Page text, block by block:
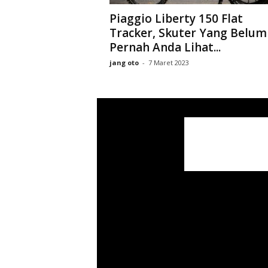
Piaggio Liberty 150 Flat
Tracker, Skuter Yang Belum
Pernah Anda Lihat...
jang oto - 7 Maret 2023